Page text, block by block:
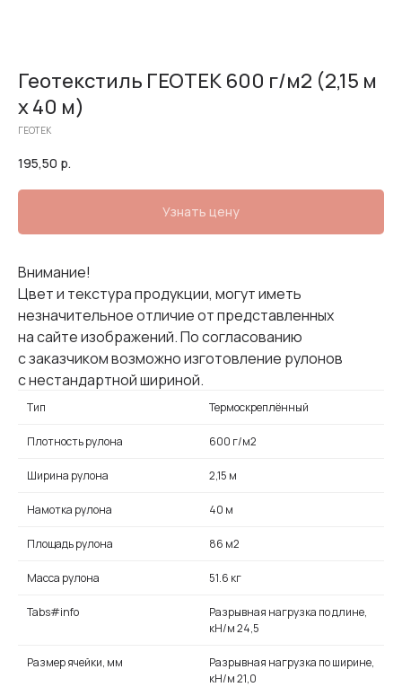
Геотекстиль ГЕОТЕК 600 г/м2 (2,15 м
х 40 м)
ГЕОТЕК
195,50 р.
Узнать цену
Внимание!
Цвет и текстура продукции, могут иметь
незначительное отличие от представленных
на сайте изображений. По согласованию
с заказчиком возможно изготовление рулонов
с нестандартной шириной.
Тип Термоскреплённый
Плотность рулона 600 г/м2
Ширина рулона 2,15 м
Намотка рулона 40 м
Площадь рулона 86 м2
Масса рулона 51.6 кг
Tabs#info
Разрывная нагрузка по длине,
кН/м 24,5
Размер ячейки, мм
Разрывная нагрузка по ширине,
кН/м 21,0